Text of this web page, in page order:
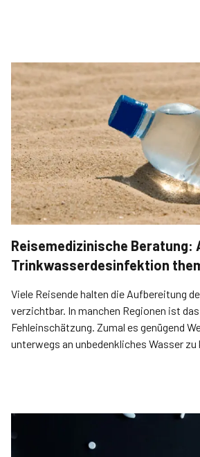
Reisemedizinische Beratung:
Trinkwasserdesinfektion
Viele Reisende halten die Aufbereitung
verzichtbar. In manchen Regionen ist
Fehleinschätzung. Zumal es genügend
unterwegs an unbedenkliches Wasser zu